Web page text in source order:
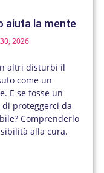
aiuta la mente
2026
altri disturbi il
come un
E se fosse un
proteggerci da
Comprenderlo
alla cura.